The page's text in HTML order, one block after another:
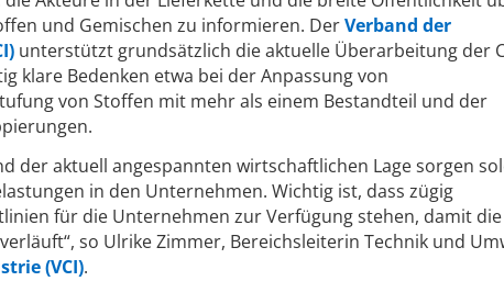
und Gemischen zu informieren. DerVerband der
unterstützt grundsätzlich die aktuelle Überarbeitung der
klare Bedenken etwa bei der Anpassung von
von Stoffen mit mehr als einem Bestandteil und der
der aktuell angespannten wirtschaftlichen Lage sorgen
in den Unternehmen. Wichtig ist, dass zügig
für die Unternehmen zur Verfügung stehen, damit die
so Ulrike Zimmer, Bereichsleiterin Technik und
(VCI).